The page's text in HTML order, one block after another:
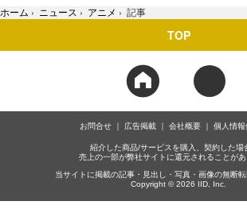
ホーム › ニュース › アニメ › 記事
TOP
お問合せ 広告掲載 会社概要 個人情
紹介した商品/サービスを購入、契約した場
売上の一部が弊社サイトに還元されることがあ
当サイトに掲載の記事・見出し・写真・画像の無断転
Copyright © 2026 IID, Inc.